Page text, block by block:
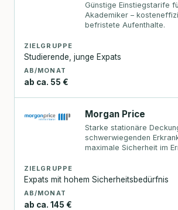
Günstige Einstiegstarife
Akademiker –
befristete Aufenthalte.
ZIELGRUPPE
Studierende, junge Expats
AB/MONAT
ab ca. 55 €
Morgan Price
Starke stationäre
schwerwiegenden
maximale Sicherheit im
ZIELGRUPPE
Expats mit hohem Sicherheitsbedürfnis
AB/MONAT
ab ca. 145 €